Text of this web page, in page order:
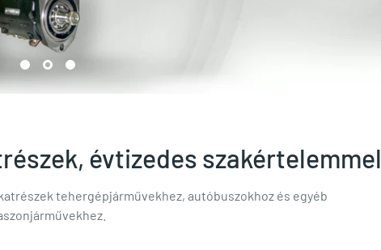
évtizedes szakértelemmel
tehergépjárművekhez, autóbuszokhoz és egyéb